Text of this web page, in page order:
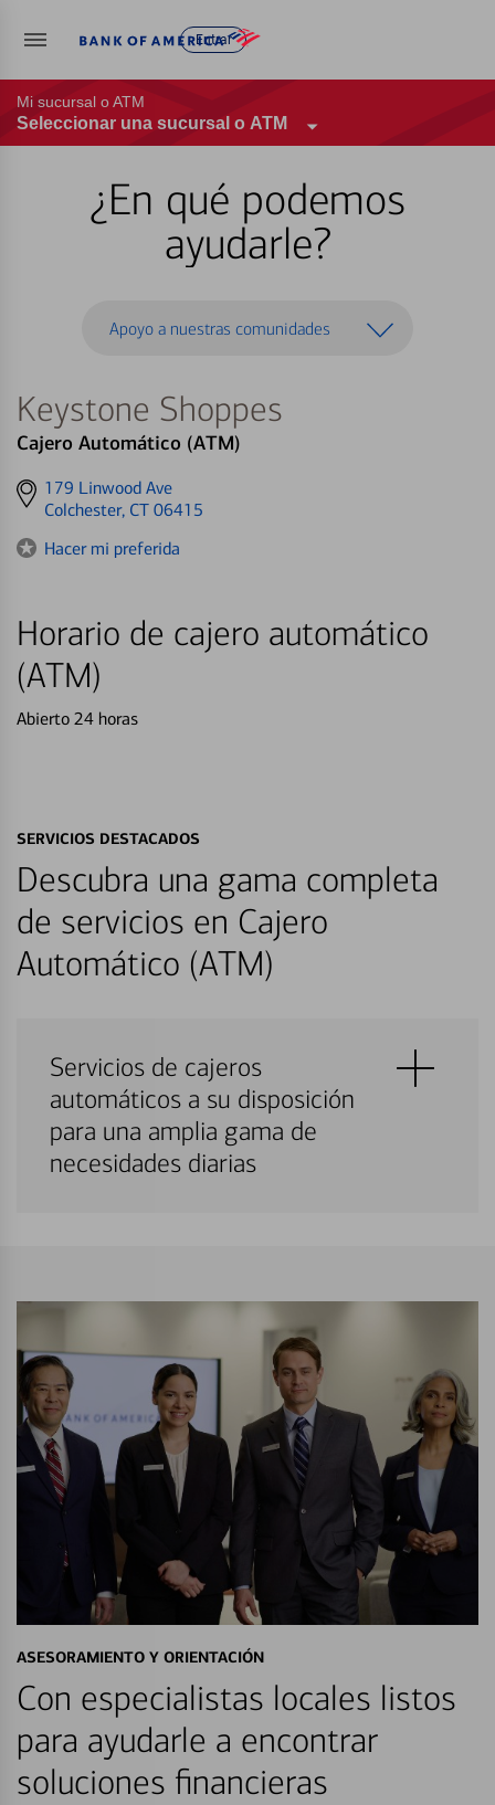
Entrar
Mi sucursal o ATM
Seleccionar una sucursal o ATM
¿En qué podemos
ayudarle?
Apoyo a nuestras comunidades
Keystone Shoppes
Cajero Automático (ATM)
Get
directions
179 Linwood Ave
Colchester, CT 06415
Hacer mi preferida
Horario de cajero automático
(ATM)
Abierto 24 horas
SERVICIOS DESTACADOS
Descubra una gama completa
de servicios en Cajero
Automático (ATM)
Servicios de cajeros
automáticos a su disposición
para una amplia gama de
necesidades diarias
ASESORAMIENTO Y ORIENTACIÓN
Con especialistas locales listos
para ayudarle a encontrar
soluciones financieras